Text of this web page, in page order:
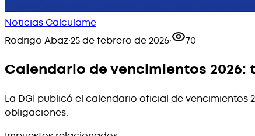
Noticias Calculame
Rodrigo Abaz·25 de febrero de 2026· 70
Calendario de vencimientos
La DGI publicó el calendario oficial de vencimientos
obligaciones.